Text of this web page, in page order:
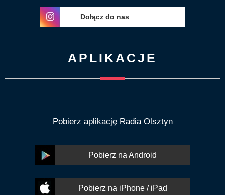
Dołącz do nas
APLIKACJE
Pobierz aplikację Radia Olsztyn
Pobierz na Android
Pobierz na iPhone / iPad